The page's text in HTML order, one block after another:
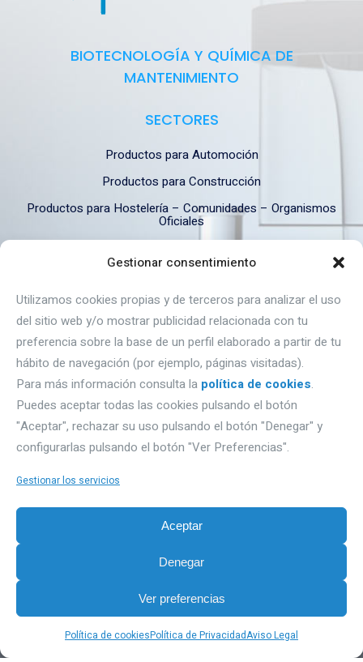
Gestionar consentimiento
Utilizamos cookies propias y de terceros para analizar el uso
del sitio web y/o mostrar publicidad relacionada con tu
preferencia sobre la base de un perfil elaborado a partir de tu
hábito de navegación (por ejemplo, páginas visitadas).
Para más información consulta la política de cookies.
Puedes aceptar todas las cookies pulsando el botón
"Aceptar", rechazar su uso pulsando el botón "Denegar" y
configurarlas pulsando el botón "Ver Preferencias".
Gestionar los servicios
Aceptar
Denegar
Ver preferencias
Política de cookiesPolítica de PrivacidadAviso Legal
BIOTECNOLOGÍA Y QUÍMICA DE
MANTENIMIENTO
SECTORES
Productos para Automoción
Productos para Construcción
Productos para Hostelería – Comunidades – Organismos
Oficiales
DÓNDE ESTAMOS
Autovía A1, Km 233- naves Gromber, nave 91
09195 Villagonzalo Pedernales (Burgos).
Email: proquimbur@proquimbur.com
Teléfono. 947203886
PRIVACIDAD
Aviso Legal
Sobre Cookies